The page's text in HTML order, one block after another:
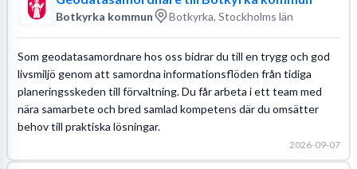
Botkyrka kommun Botkyrka, Stockholms län
Som geodatasamordnare hos oss bidrar du till en trygg och god
livsmiljö genom att samordna informationsflöden från tidiga
planeringsskeden till förvaltning. Du får arbeta i ett team med
nära samarbete och bred samlad kompetens där du omsätter
behov till praktiska lösningar.
2026-09-07